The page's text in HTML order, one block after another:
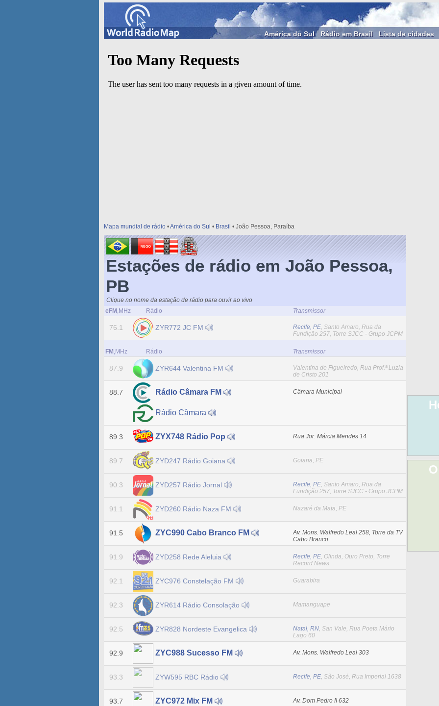
América do Sul Rádio em Brasil Lista de cidades
Mapa mundial de rádio •América do Sul • Brasil • João Pessoa, Paraíba
Estações de rádio em João Pessoa,
PB
Clique no nome da estação de rádio para ouvir ao vivo
eFM ,MHz Rádio Transmissor
76.1 ZYR772 JC FM Recife, PE, Santo Amaro, Rua da
Fundição 257, Torre SJCC - Grupo JCPM
FM ,MHz Rádio Transmissor
87.9 ZYR644 Valentina FM
Valentina de Figueiredo, Rua Prof.ª Luzia
de Cristo 201
88.7 Rádio Câmara FM
Rádio Câmara
Câmara Municipal
89.3 ZYX748 Rádio Pop Rua Jor. Márcia Mendes 14
89.7 ZYD247 Rádio Goiana Goiana, PE
90.3 ZYD257 Rádio Jornal Recife, PE, Santo Amaro, Rua da
Fundição 257, Torre SJCC - Grupo JCPM
91.1 ZYD260 Rádio Naza FM Nazaré da Mata, PE
91.5 ZYC990 Cabo Branco FM
Av. Mons. Walfredo Leal 258, Torre da TV
Cabo Branco
91.9 ZYD258 Rede Aleluia Recife, PE, Olinda, Ouro Preto, Torre
Record News
92.1 ZYC976 Constelação FM Guarabira
92.3 ZYR614 Rádio Consolação Mamanguape
92.5 ZYR828 Nordeste Evangelica Natal, RN, San Vale, Rua Poeta Mário
Lago 60
92.9 ZYC988 Sucesso FM Av. Mons. Walfredo Leal 303
93.3 ZYW595 RBC Rádio Recife, PE, São José, Rua Imperial 1638
93.7 ZYC972 Mix FM Av. Dom Pedro II 632